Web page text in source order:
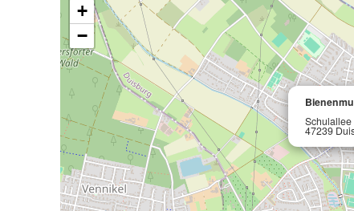
Schulallee
47239
+
−